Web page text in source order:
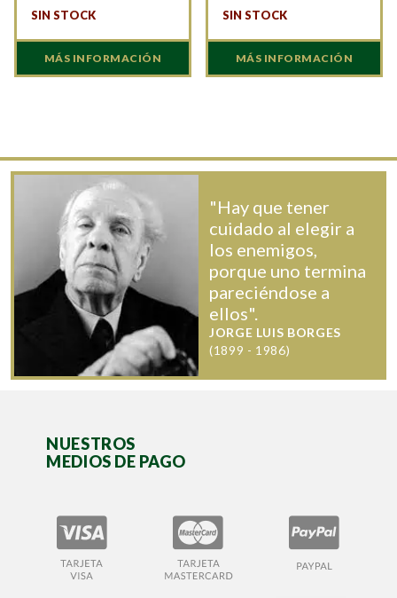
SIN STOCK
MÁS INFORMACIÓN
SIN STOCK
MÁS INFORMACIÓN
"Hay que tener
cuidado al elegir a
los enemigos,
porque uno termina
pareciéndose a
ellos".
JORGE LUIS BORGES
(1899 - 1986)
NUESTROS
MEDIOS DE PAGO